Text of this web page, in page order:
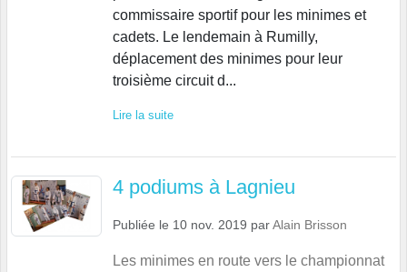
commissaire sportif pour les minimes et
cadets. Le lendemain à Rumilly,
déplacement des minimes pour leur
troisième circuit d...
Lire la suite
4 podiums à Lagnieu
Publiée le 10 nov. 2019 parAlain Brisson
Les minimes en route vers le championnat